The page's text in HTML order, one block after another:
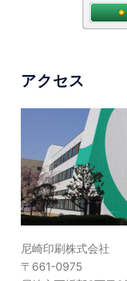
アクセス
尼崎印刷株式会社
〒661-0975